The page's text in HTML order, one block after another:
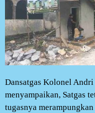
Dansatgas Kolonel
menyampaikan, Satgas
tugasnya